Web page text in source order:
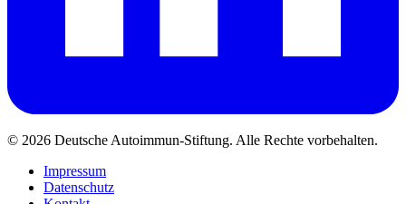
© 2026 Deutsche Autoimmun-Stiftung. Alle Rechte vorbehalten.
Impressum
Datenschutz